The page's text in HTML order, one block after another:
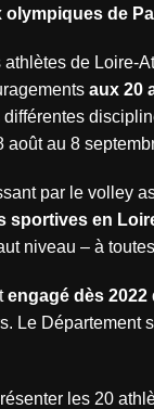
de
de Loire-
aux 20
août au 8
par le volley
sportives en
niveau – à
engagé dès
Le Département
les 20